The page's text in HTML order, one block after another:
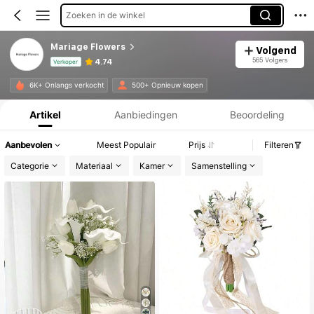
Zoeken in de winkel
Mariage Flowers
Verkoper 4.74
Volgend
565 Volgers
6K+ Onlangs verkocht 500+ Opnieuw kopen
Productinformatie: Prijsopenbaring, Verkoop- en Voorraadgegevens.
Artikel Aanbiedingen Beoordeling
Aanbevolen Meest Populair Prijs
Filteren
Categorie
Materiaal Kamer Samenstelling